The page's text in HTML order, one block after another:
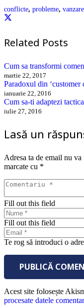
conflicte, probleme, vanzare
Related Posts
Cum sa transformi
martie 22, 2017
Paradoxul din ‘customer
ianuarie 22, 2016
Cum sa-ti adaptezi
iulie 27, 2016
Lasă un
Adresa ta de email nu
marcate cu *
Fill out this field
Fill out this field
Te rog să introduci o
PUBLICĂ
Acest site folosește
procesate datele